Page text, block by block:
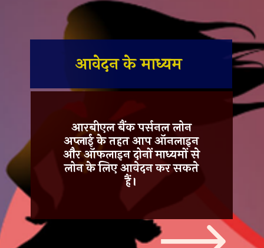
आवेदन के माध्यम
आरबीएल बैंक पर्सनल लोन
अप्लाई के तहत आप ऑनलाइन
और ऑफलाइन दोनों माध्यमों से
लोन के लिए आवेदन कर सकते
हैं।